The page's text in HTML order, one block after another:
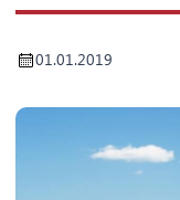
01.01.2019